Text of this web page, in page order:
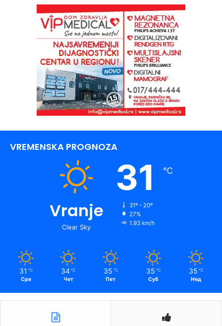
VREMENSKA PROGNOZA
Vranje
Clear Sky
31 ℃
31º - 20º
27%
1.93 km/h
31 ℃
Сре
34 ℃
Чет
35 ℃
Пет
35 ℃
Суб
35 ℃
Нед